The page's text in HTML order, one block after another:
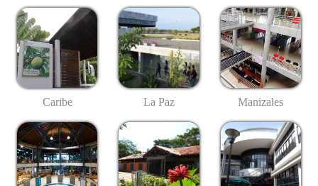
Caribe La Paz Manizales